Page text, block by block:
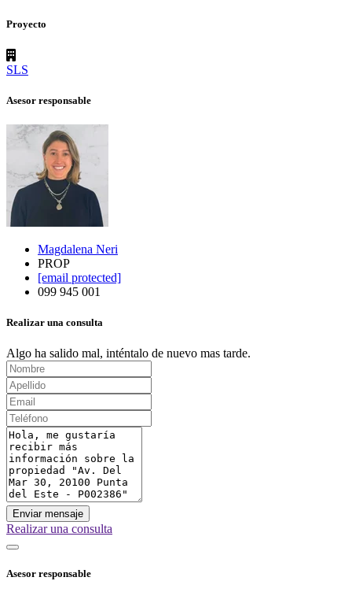
Proyecto
SLS
Asesor responsable
Magdalena Neri
PROP
[email protected]
099 945 001
Realizar una consulta
Algo ha salido mal, inténtalo de nuevo mas tarde.
Enviar mensaje
Realizar una consulta
Asesor responsable